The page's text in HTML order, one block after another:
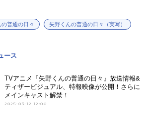
普通の日々 矢野くんの普通の日々（実写）
ース
TVアニメ『矢野くんの普通の日々』放送情報&
ティザービジュアル、特報映像が公開！さらに
メインキャスト解禁！
2025-03-12 12:00